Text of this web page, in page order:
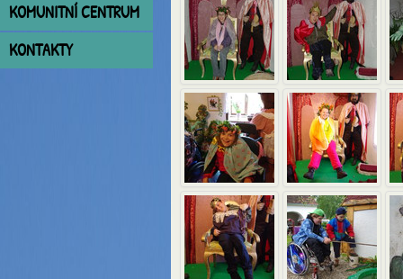
KOMUNITNÍ CENTRUM
KONTAKTY